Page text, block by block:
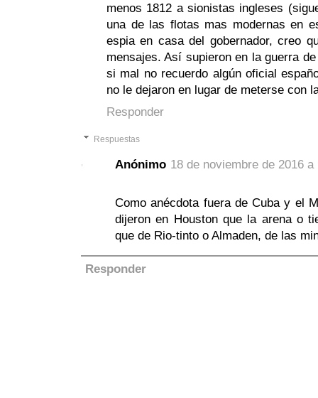
menos 1812 a sionistas ingleses
una de las flotas mas modernas en
espia en casa del gobernador, creo
mensajes. Así supieron en la guerra
si mal no recuerdo algún oficial
no le dejaron en lugar de meterse con
Responder
Respuestas
Anónimo 18 de noviembre de 2016 a
Como anécdota fuera de Cuba y el
dijeron en Houston que la arena o
que de Rio-tinto o Almaden, de las
Responder